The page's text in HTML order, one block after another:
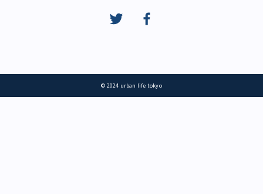
© 2024 urban life tokyo